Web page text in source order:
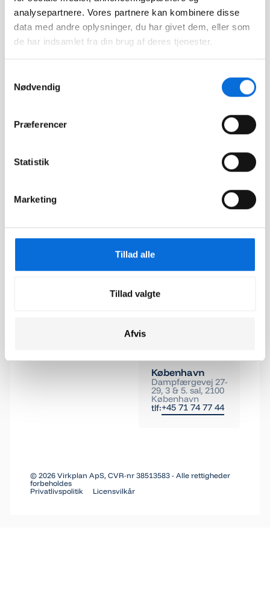
analysepartnere. Vores partnere kan kombinere disse
data med andre oplysninger, du har givet dem, eller som
de har indsamlet fra din brug af deres tjenester.
Nødvendig
Præferencer
Statistik
Marketing
Tillad alle
Tillad valgte
Afvis
kontakt@virkplan.dk
Klik og kopiér email
Email blev kopieret!
Følg os
Sider
Download for iOS
Android
Aarhus
København
Dampfærgevej 27-
29, 3 & 5. sal, 2100
København
tlf:+45 71 74 77 44
©2026 Virkplan ApS, CVR-nr 38513583 - Alle rettigheder
forbeholdes
Privatlivspolitik
Licensvilkår